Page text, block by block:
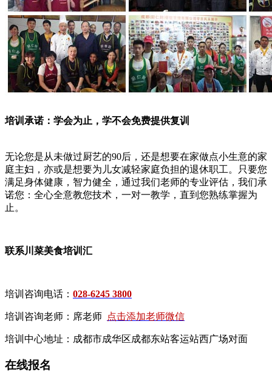
培训承诺：学会为止，学不会免费提供复训
无论您是从未做过厨艺的90后，还是想要在家做点小生意的家
庭主妇，亦或是想要为儿女减轻家庭负担的退休职工。只要您
满足身体健康，智力健全，通过我们老师的专业评估，我们承
诺您：全心全意教您技术，一对一教学，直到您熟练掌握为
止。
联系川菜美食培训汇
培训咨询电话： 028-6245 3800
培训咨询老师：席老师 点击添加老师微信
培训中心地址：成都市成华区成都东站客运站西广场对面
在线报名